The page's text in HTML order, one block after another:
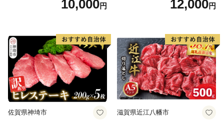
10,000円
黒毛和牛 ブランド牛 九州 ハ
気】(H083106)
12,000円
佐賀県神埼市 滋賀県近江八幡市